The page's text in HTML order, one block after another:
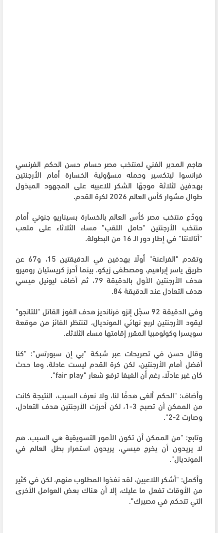
هاجم المدير الفني لمنتخب مصر حسام حسن الحكم الفرنسي
فرانسوا ليتكسير وحمله مسؤولية الخسارة أمام الأرجنتين
بهدفين لثلاثة موجهًا الشكر للاعبيه على المجهود المبذول
طوال مشوار كأس العالم 2026 لكرة القدم.
وودّع منتخب مصر كأس العالم بالخسارة بسيناريو جنوني أمام
منتخب الأرجنتين "حامل اللقب" مساء الثلاثاء على ملعب
"أتالانتا" في إطار دور الـ 16 من البطولة.
وتقدم "الفراعنة" أولًا بهدفين في الدقيقتين 15، و67 عن
طريق ياسر إبراهيم، ومصطفى زيكو، بينما أحرز كريستيان روميرو
هدف الأرجنتين الأول بالدقيقة 79، ثم أضاف ليونيل ميسي
هدف التعادل عند الدقيقة 84.
وفي الدقيقة 92 سجّل إنزو فرنانديز هدف الفوز القاتل "للتانجو"
ليقود الأرجنتين لربع نهائي المونديال، لتنتظر الفائز من موقعة
سويسرا وكولومبيا المقرر إقامتها مساء الثلاثاء.
وقال حسن في تصريحات عبر شبكة "بي إن سبورتس": "كنا
أفضل أمام الأرجنتين، لكن كرة القدم ليست عادلة، وما حدث
كان غير عادلًا، رغم أن الفيفا ترفع شعار "fair play".
وأضاف: "الحكم ألغى هدفًا لنا، ولا نعرف السبب، النتيجة كانت
من الممكن أن تصبح 3-1، لكن أحرزت الأرجنتين هدف التعادل،
وصارت 2-2".
وتابع: "من الممكن أن تكون الأمور التسويقية هي السبب، هم
لا يريدون أن يخرج ميسي، يريدون استمرار بطل العالم في
المونديال".
وأكمل: "أشكر اللاعبين، لقد نفذوا المطلوب منهم، لكن في كثير
من الأوقات تفعل ما عليك، إلا أن هناك بعض العوامل الأخرى
التي تتحكم في مصيرك".